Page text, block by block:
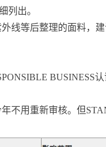
列出。
线等后整理的面料，
BUSINESS
不用重新审核。但